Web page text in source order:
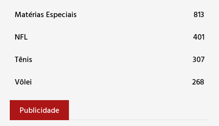
Matérias Especiais
813
NFL
401
Tênis
307
Vôlei
268
Publicidade